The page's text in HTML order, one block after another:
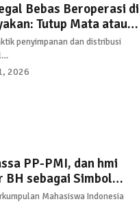
Bebas Beroperasi di
Tutup Mata atau
penyimpanan dan distribusi
2026
PP-PMI, dan hmi
sebagai Simbol
Mahasiswa Indonesia